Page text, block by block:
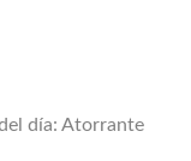
día: Atorrante